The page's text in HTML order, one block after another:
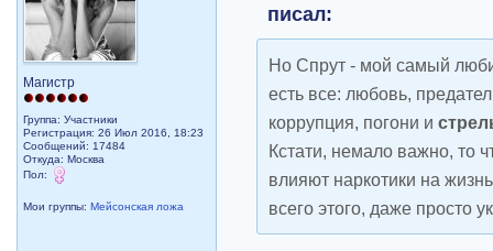
Магистр
Группа: Участники
Регистрация: 26 Июл 2016, 18:23
Сообщений: 17484
Откуда: Москва
Пол:
Мои группы:Мейсонская ложа
писал:
Но Спрут - мой самый
есть все: любовь,
коррупция, погони и
Кстати, немало важно, то
влияют наркотики на
всего этого, даже просто